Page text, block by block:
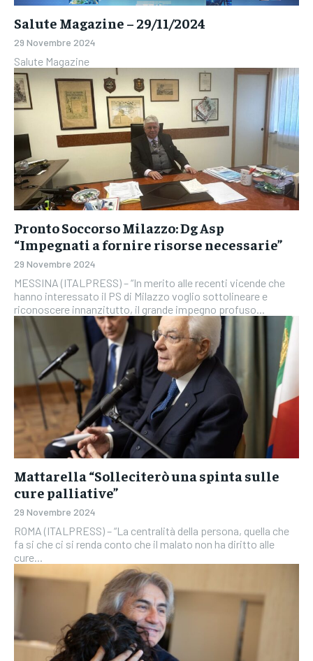
Salute Magazine – 29/11/2024
29 Novembre 2024
Salute Magazine
Pronto Soccorso Milazzo: Dg Asp
“Impegnati a fornire risorse necessarie”
29 Novembre 2024
MESSINA (ITALPRESS) – “In merito alle recenti vicende che
hanno interessato il PS di Milazzo voglio sottolineare e
riconoscere innanzitutto, il grande impegno profuso...
Mattarella “Solleciterò una spinta sulle
cure palliative”
29 Novembre 2024
ROMA (ITALPRESS) – “La centralità della persona, quella che
fa si che ci si renda conto che il malato non ha diritto alle
cure...